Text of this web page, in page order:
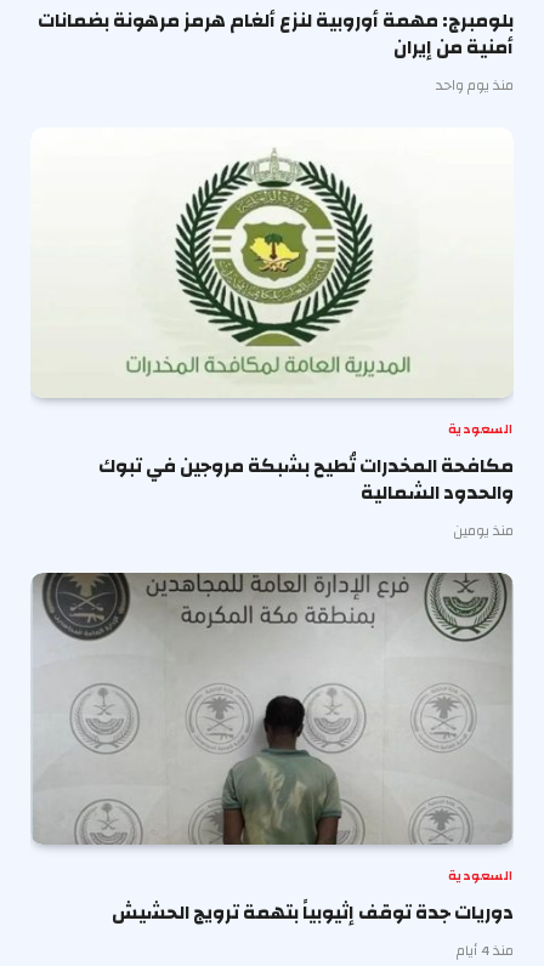
بلومبرج: مهمة أوروبية لنزع ألغام هرمز مرهونة بضمانات
أمنية من إيران
منذ يوم واحد
السعودية
مكافحة المخدرات تُطيح بشبكة مروجين في تبوك
والحدود الشمالية
منذ يومين
السعودية
دوريات جدة توقف إثيوبياً بتهمة ترويج الحشيش
منذ 4 أيام